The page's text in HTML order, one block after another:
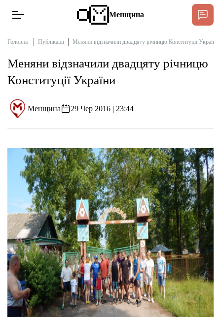
Новини
Інтерв’ю
Публікації
Про нас
Бюджет
Тендери
Довідник
Контакти
Менщина
Головна Публікації Меняни відзначили двадцяту річницю Конституції України
Меняни відзначили двадцяту річницю
Конституції України
Менщина 29 Чер 2016 | 23:44